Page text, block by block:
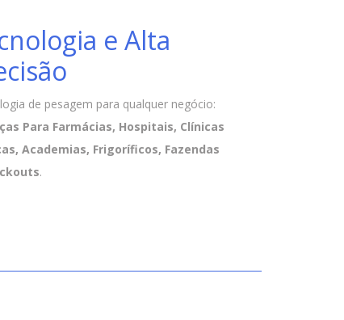
e Alta
de pesagem para qualquer negócio:
Para Farmácias, Hospitais, Clínicas
Academias, Frigoríficos, Fazendas
.